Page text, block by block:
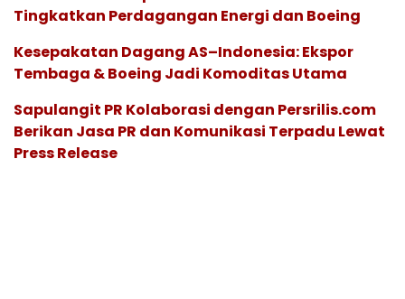
Tingkatkan Perdagangan Energi dan Boeing
Kesepakatan Dagang AS–Indonesia: Ekspor
Tembaga & Boeing Jadi Komoditas Utama
Sapulangit PR Kolaborasi dengan Persrilis.com
Berikan Jasa PR dan Komunikasi Terpadu Lewat
Press Release